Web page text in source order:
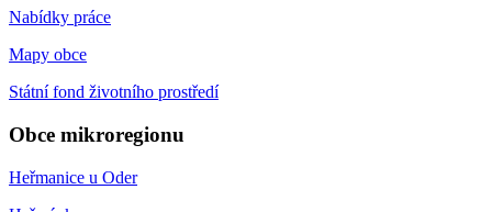
Nabídky práce
Mapy obce
Státní fond životního prostředí
Obce mikroregionu
Heřmanice u Oder